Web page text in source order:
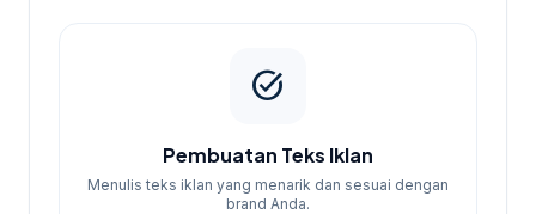
task_alt
Pembuatan Teks Iklan
Menulis teks iklan yang menarik dan sesuai dengan
brand Anda.